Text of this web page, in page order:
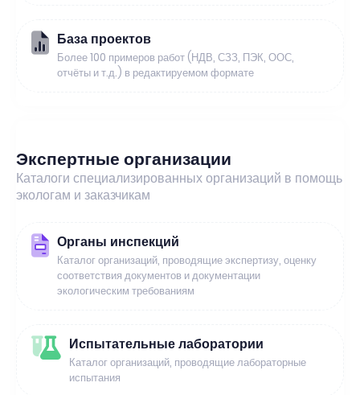
База проектов
Более 100 примеров работ (НДВ, СЗЗ, ПЭК, ООС,
отчёты и т.д.) в редактируемом формате
Экспертные организации
Каталоги специализированных организаций в помощь
экологам и заказчикам
Органы инспекций
Каталог организаций, проводящие экспертизу, оценку
соответствия документов и документации
экологическим требованиям
Испытательные лаборатории
Каталог организаций, проводящие лабораторные
испытания